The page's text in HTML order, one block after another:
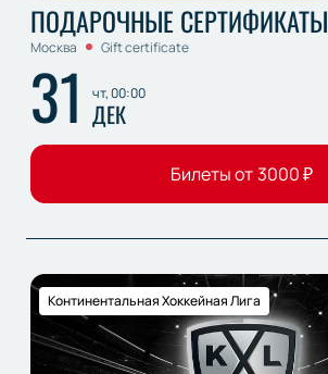
ПОДАРОЧНЫЕ СЕРТИФИКАТЫ
Москва Gift certificate
31 чт, 00:00
ДЕК
Билеты от 3000₽
Континентальная Хоккейная Лига